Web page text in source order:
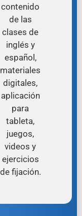
contenido
de las
clases de
inglés y
español,
materiales
digitales,
aplicación
para
tableta,
juegos,
videos y
ejercicios
de fijación.